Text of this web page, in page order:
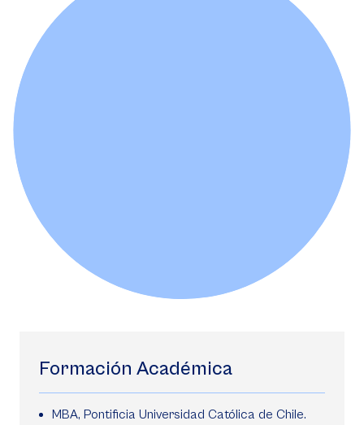
Formación Académica
MBA, Pontificia Universidad Católica de Chile.